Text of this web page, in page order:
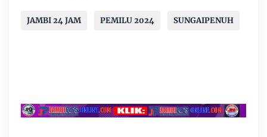
JAMBI 24 JAM PEMILU 2024 SUNGAIPENUH